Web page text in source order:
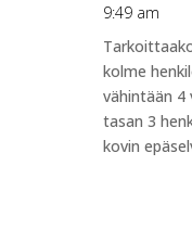
9:49 am
kolme
vähintään 4
tasan 3
kovin